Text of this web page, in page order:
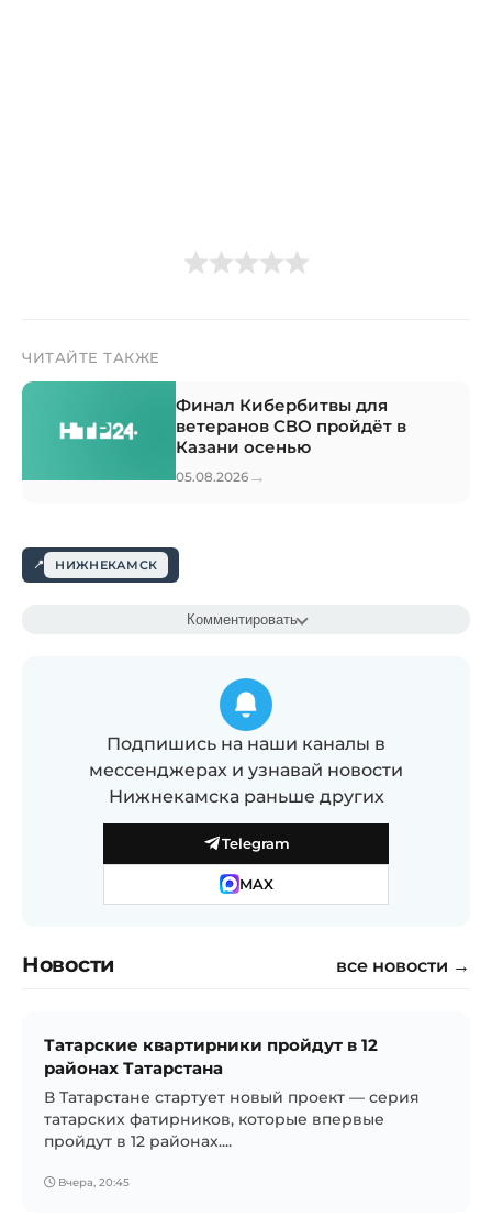
ЧИТАЙТЕ ТАКЖЕ
Финал Кибербитвы для
ветеранов СВО пройдёт в
Казани осенью
05.08.2026 →
НИЖНЕКАМСК
Комментировать
Подпишись на наши каналы в
мессенджерах и узнавай новости
Нижнекамска раньше других
Telegram
MAX
Новости все новости →
Татарские квартирники пройдут в 12
районах Татарстана
В Татарстане стартует новый проект — серия
татарских фатирников, которые впервые
пройдут в 12 районах....
Вчера, 20:45